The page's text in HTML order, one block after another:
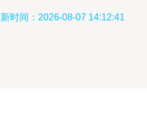
时间：2026-08-07 14:12:41